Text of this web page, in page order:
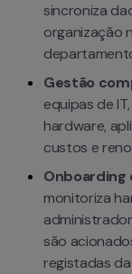
sincroniza
organização
Gestão
equipas de
hardware,
custos e
monitoriza
são
registadas